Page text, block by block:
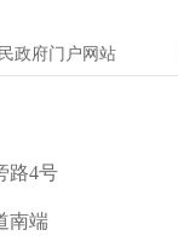
政府门户网站
路4号
南端